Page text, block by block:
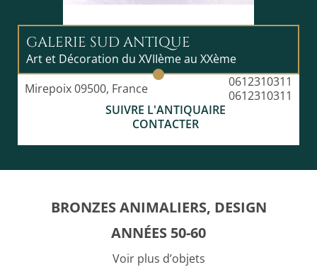
GALERIE SUD ANTIQUE
Art et Décoration du XVIIème au XXème
Mirepoix 09500, France
0612310311
0612310311
SUIVRE L'ANTIQUAIRE
CONTACTER
BRONZES ANIMALIERS, DESIGN
ANNÉES 50-60
Voir plus d’objets